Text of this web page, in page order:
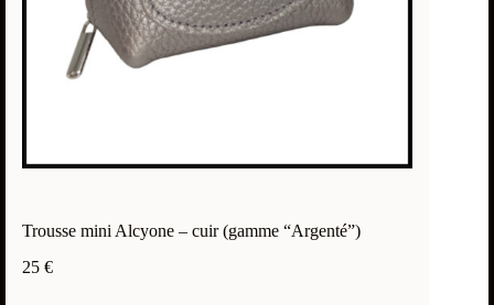
Trousse mini Alcyone – cuir (gamme “Argenté”)
25 €